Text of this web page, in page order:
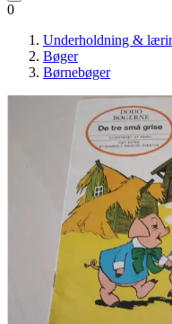
0
Underholdning &
Bøger
Børnebøger